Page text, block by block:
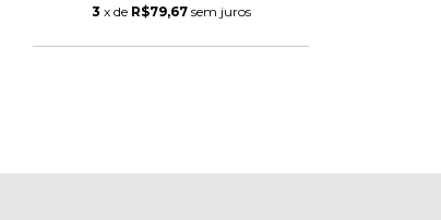
3 x de R$79,67 sem juros